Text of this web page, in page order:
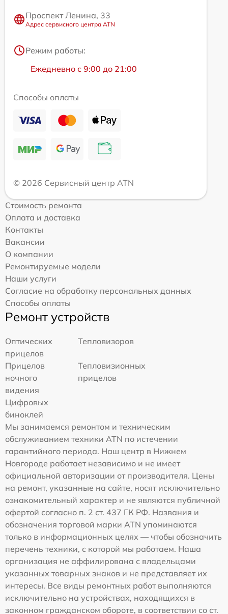
Проспект Ленина, 33
Адрес сервисного центра ATN
Режим работы:
Ежедневно с 9:00 до 21:00
Способы оплаты
© 2026 Сервисный центр ATN
Стоимость ремонта
Оплата и доставка
Контакты
Вакансии
О компании
Ремонтируемые модели
Наши услуги
Согласие на обработку персональных данных
Способы оплаты
Ремонт устройств
Оптических
прицелов
Тепловизоров
Прицелов
ночного
видения
Тепловизионных
прицелов
Цифровых
биноклей
Мы занимаемся ремонтом и техническим
обслуживанием техники ATN по истечении
гарантийного периода. Наш центр в Нижнем
Новгороде работает независимо и не имеет
официальной авторизации от производителя. Цены
на ремонт, указанные на сайте, носят исключительно
ознакомительный характер и не являются публичной
офертой согласно п. 2 ст. 437 ГК РФ. Названия и
обозначения торговой марки ATN упоминаются
только в информационных целях — чтобы обозначить
перечень техники, с которой мы работаем. Наша
организация не аффилирована с владельцами
указанных товарных знаков и не представляет их
интересы. Все виды ремонтных работ выполняются
исключительно на устройствах, находящихся в
законном гражданском обороте, в соответствии со ст.